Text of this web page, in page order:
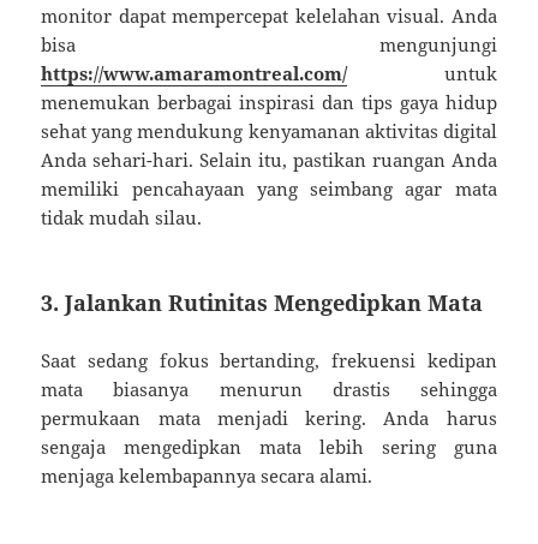
monitor dapat mempercepat kelelahan visual. Anda
bisa mengunjungi
https://www.amaramontreal.com/untuk
menemukan berbagai inspirasi dan tips gaya hidup
sehat yang mendukung kenyamanan aktivitas digital
Anda sehari-hari. Selain itu, pastikan ruangan Anda
memiliki pencahayaan yang seimbang agar mata
tidak mudah silau.
3. Jalankan Rutinitas Mengedipkan Mata
Saat sedang fokus bertanding, frekuensi kedipan
mata biasanya menurun drastis sehingga
permukaan mata menjadi kering. Anda harus
sengaja mengedipkan mata lebih sering guna
menjaga kelembapannya secara alami.